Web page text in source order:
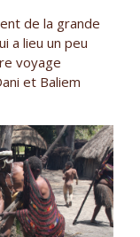
de la grande
a lieu un peu
voyage
et Baliem